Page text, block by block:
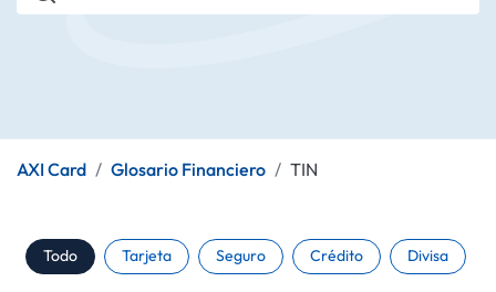
AXI Card Glosario Financiero TIN
Todo Tarjeta Seguro Crédito Divisa